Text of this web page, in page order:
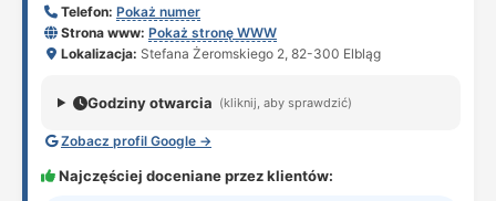
Telefon: Pokaż numer
Strona www: Pokaż stronę WWW
Lokalizacja: Stefana Żeromskiego 2, 82-300 Elbląg
Godziny otwarcia (kliknij, aby sprawdzić)
Zobacz profil Google →
Najczęściej doceniane przez klientów: